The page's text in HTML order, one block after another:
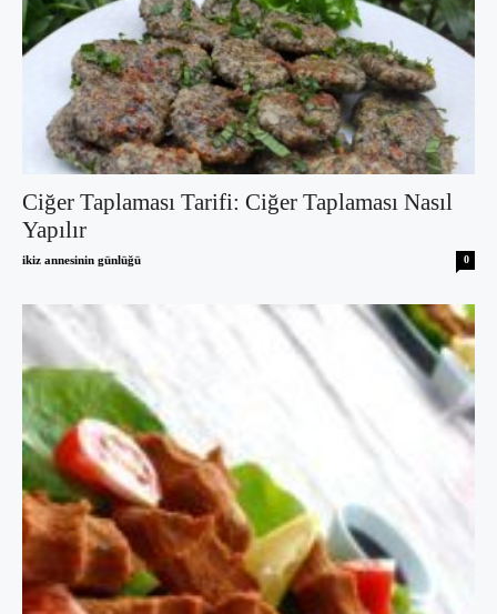
Ciğer Taplaması Tarifi: Ciğer Taplaması Nasıl
Yapılır
ikiz annesinin günlüğü 0